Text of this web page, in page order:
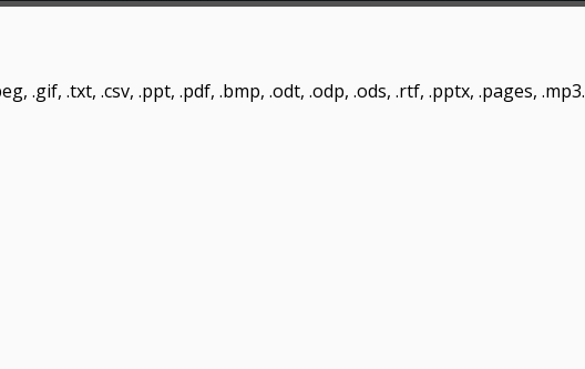
.gif, .txt, .csv, .ppt, .pdf, .bmp, .odt, .odp, .ods, .rtf, .pptx, .pages, .mp3.